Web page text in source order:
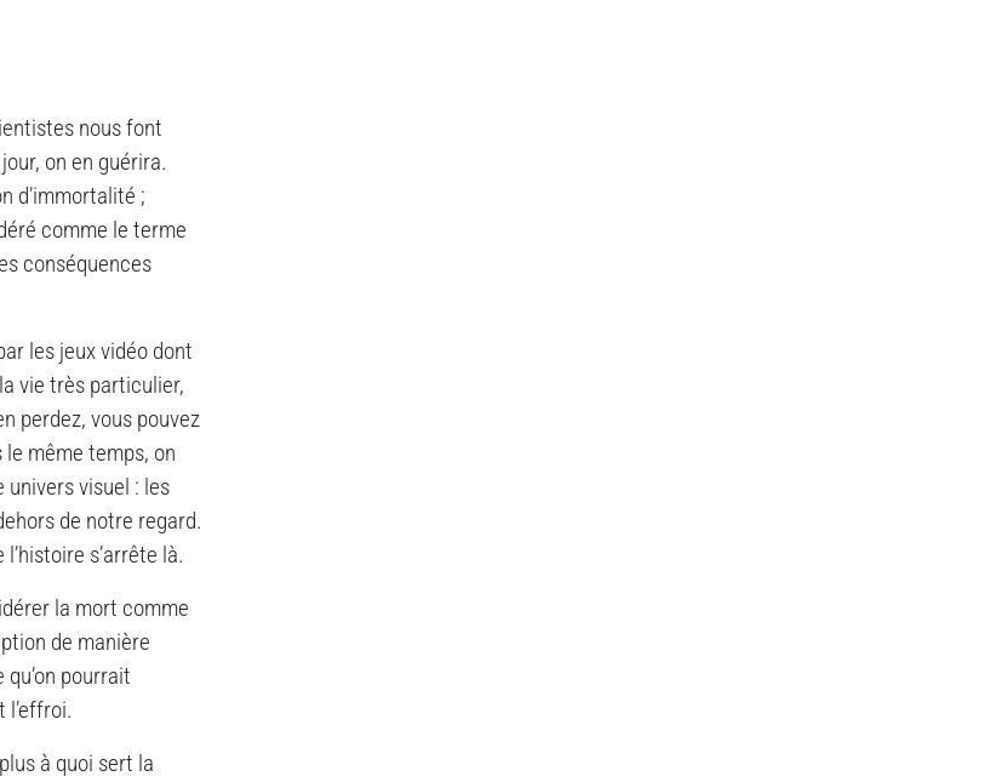
nous font
on en guérira.
d’immortalité ;
comme le terme
conséquences
les jeux vidéo dont
vie très particulier,
perdez, vous pouvez
même temps, on
univers visuel : les
de notre regard.
s’arrête là.
la mort comme
de manière
pourrait
à quoi sert la